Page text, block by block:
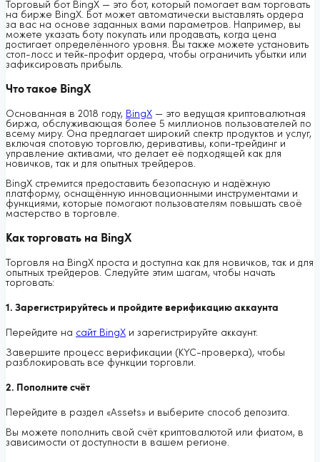
Торговый бот BingX — это бот, который помогает вам торговать
на бирже BingX. Бот может автоматически выставлять ордера
за вас на основе заданных вами параметров. Например, вы
можете указать боту покупать или продавать, когда цена
достигает определённого уровня. Вы также можете установить
стоп-лосс и тейк-профит ордера, чтобы ограничить убытки или
зафиксировать прибыль.
Что такое BingX
Основанная в 2018 году, BingX — это ведущая криптовалютная
биржа, обслуживающая более 5 миллионов пользователей по
всему миру. Она предлагает широкий спектр продуктов и услуг,
включая спотовую торговлю, деривативы, копи-трейдинг и
управление активами, что делает её подходящей как для
новичков, так и для опытных трейдеров.
BingX стремится предоставить безопасную и надёжную
платформу, оснащённую инновационными инструментами и
функциями, которые помогают пользователям повышать своё
мастерство в торговле.
Как торговать на BingX
Торговля на BingX проста и доступна как для новичков, так и для
опытных трейдеров. Следуйте этим шагам, чтобы начать
торговать:
1. Зарегистрируйтесь и пройдите верификацию аккаунта
Перейдите на сайт BingX и зарегистрируйте аккаунт.
Завершите процесс верификации (KYC-проверка), чтобы
разблокировать все функции торговли.
2. Пополните счёт
Перейдите в раздел «Assets» и выберите способ депозита.
Вы можете пополнить свой счёт криптовалютой или фиатом, в
зависимости от доступности в вашем регионе.